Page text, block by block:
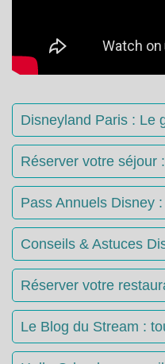
Disneyland Paris : Le
Réserver votre séjour
Pass Annuels Disney
Conseils & Astuces
Réserver votre
Le Blog du Stream :